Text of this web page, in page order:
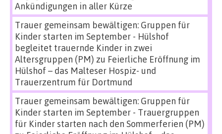
Ankündigungen in aller Kürze
Trauer gemeinsam bewältigen: Gruppen für
Kinder starten im September - Hülshof
begleitet trauernde Kinder in zwei
Altersgruppen (PM) zu Feierliche Eröffnung im
Hülshof – das Malteser Hospiz- und
Trauerzentrum für Dortmund
Trauer gemeinsam bewältigen: Gruppen für
Kinder starten im September - Trauergruppen
für Kinder starten nach den Sommerferien (PM)